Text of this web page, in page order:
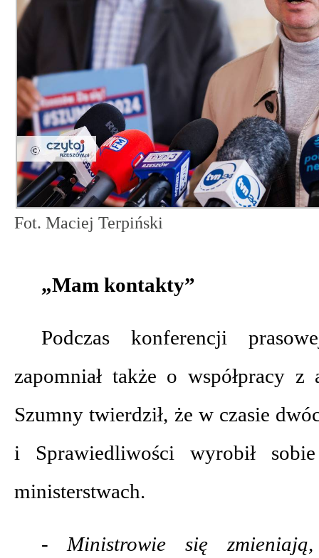
Fot. Maciej Terpiński
„Mam kontakty”
Podczas konferencji
zapomniał także o współpracy z
Szumny twierdził, że w czasie
i Sprawiedliwości wyrobił
ministerstwach.
- Ministrowie się